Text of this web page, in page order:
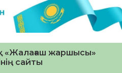
«Жалағаш жаршысы»
сайты